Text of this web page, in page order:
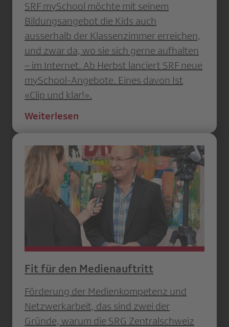
SRF mySchool möchte mit seinem
Bildungsangebot die Kids auch
ausserhalb der Klassenzimmer erreichen,
und zwar da, wo sie sich gerne aufhalten
– im Internet. Ab Herbst lanciert SRF neue
mySchool-Angebote. Eines davon Ist
«Clip und klar!».
Weiterlesen
Fit für den Medienauftritt
Förderung der Medienkompetenz und
Netzwerkarbeit, das sind zwei der
Gründe, warum die SRG Zentralschweiz